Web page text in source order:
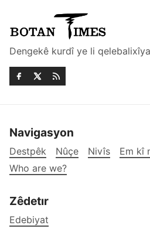
Dengekê kurdî ye li
Navigasyon
Destpêk Nûçe Nivîs Em kî
Who are we?
Zêdetır
Edebiyat